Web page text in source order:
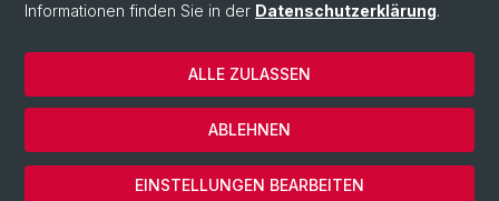
© Universität Basel
Datenschutzerklärung
Informationen finden Sie in der Datenschutzerklärung.
EINSTELLUNGEN BEARBEITEN
ABLEHNEN
ALLE ZULASSEN